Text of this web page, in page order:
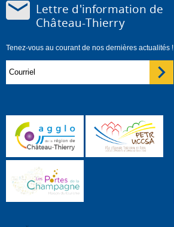
Lettre d'information de
Château-Thierry
Tenez-vous au courant de nos dernières actualités !